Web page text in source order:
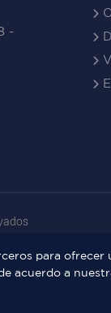
-
para ofrecer
acuerdo a